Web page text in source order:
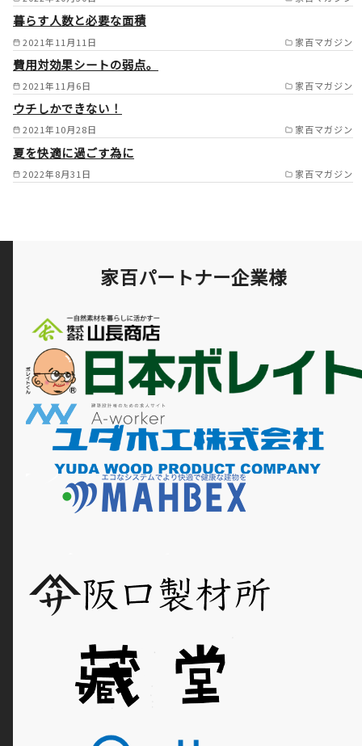
郷町/刈谷市/安城市/大府市/東
海市/知立市/豊田市/西尾市/岡
崎市/阿久比町/羽島市/各務原
2021年11月11日 家百マガジン
暮らす人数と必要な面積
2021年11月6日 家百マガジン
費用対効果シートの弱点。
2021年10月28日 家百マガジン
ウチしかできない！
2022年8月31日 家百マガジン
夏を快適に過ごす為に
家百パートナー企業様